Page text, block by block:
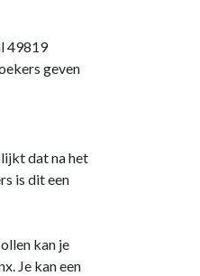
49819
geven
dat na het
is dit een
kan je
Je kan een